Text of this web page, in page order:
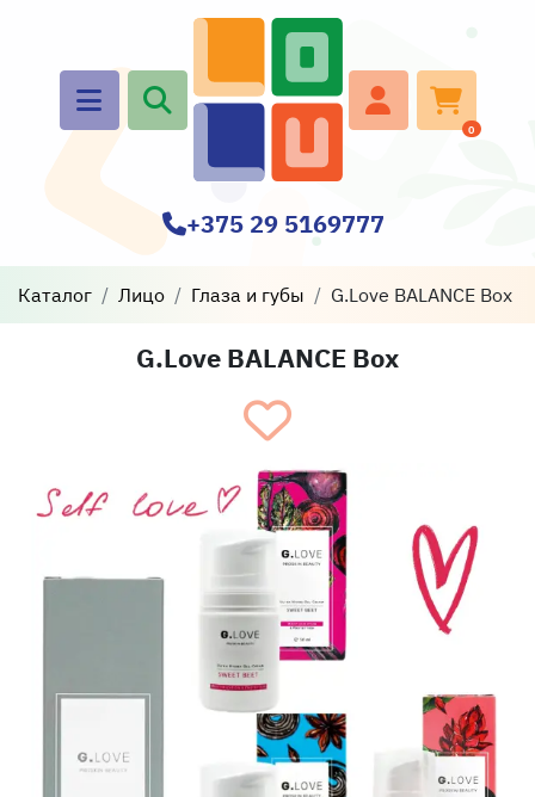
0
+375 29 5169777
Каталог Лицо Глаза и губы G.Love BALANCE Box
G.Love BALANCE Box